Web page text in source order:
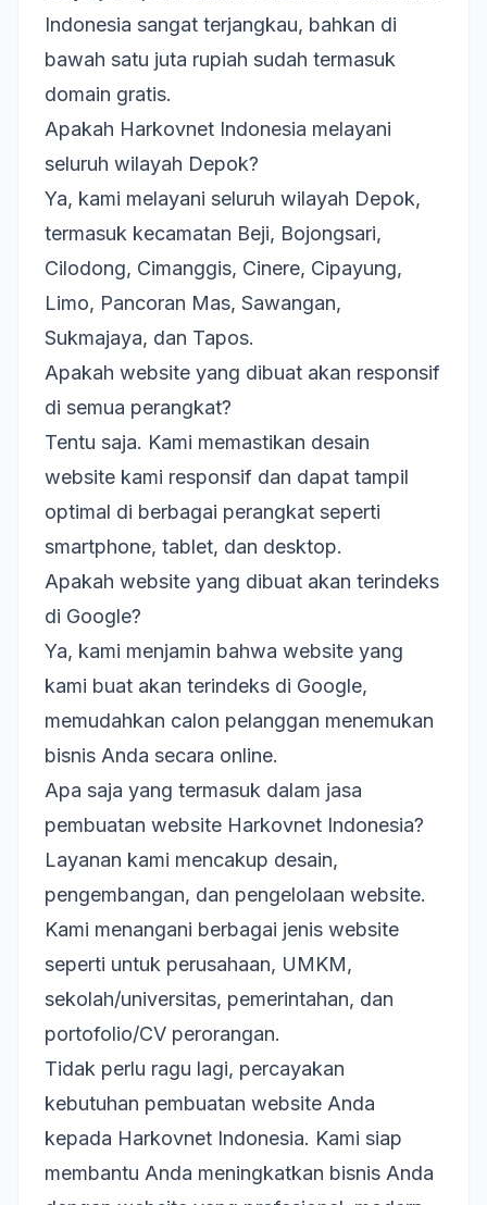
Indonesia sangat terjangkau, bahkan di
bawah satu juta rupiah sudah termasuk
domain gratis.
Apakah Harkovnet Indonesia melayani
seluruh wilayah Depok?
Ya, kami melayani seluruh wilayah Depok,
termasuk kecamatan Beji, Bojongsari,
Cilodong, Cimanggis, Cinere, Cipayung,
Limo, Pancoran Mas, Sawangan,
Sukmajaya, dan Tapos.
Apakah website yang dibuat akan responsif
di semua perangkat?
Tentu saja. Kami memastikan desain
website kami responsif dan dapat tampil
optimal di berbagai perangkat seperti
smartphone, tablet, dan desktop.
Apakah website yang dibuat akan terindeks
di Google?
Ya, kami menjamin bahwa website yang
kami buat akan terindeks di Google,
memudahkan calon pelanggan menemukan
bisnis Anda secara online.
Apa saja yang termasuk dalam jasa
pembuatan website Harkovnet Indonesia?
Layanan kami mencakup desain,
pengembangan, dan pengelolaan website.
Kami menangani berbagai jenis website
seperti untuk perusahaan, UMKM,
sekolah/universitas, pemerintahan, dan
portofolio/CV perorangan.
Tidak perlu ragu lagi, percayakan
kebutuhan pembuatan website Anda
kepada Harkovnet Indonesia. Kami siap
membantu Anda meningkatkan bisnis Anda